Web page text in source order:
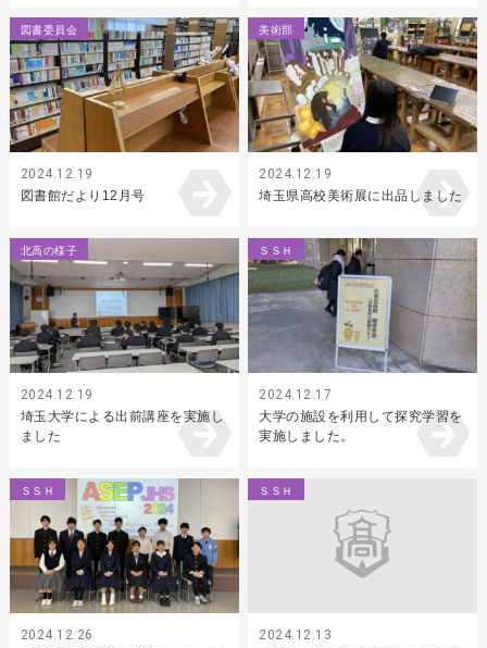
図書委員会
2024.12.19
図書館だより12月号
美術部
2024.12.19
埼玉県高校美術展に出品しました
北高の様子
2024.12.19
埼玉大学による出前講座を実施し
ました
ＳＳＨ
2024.12.17
大学の施設を利用して探究学習を
実施しました。
ＳＳＨ
2024.12.26
ＳＳＨ
2024.12.13